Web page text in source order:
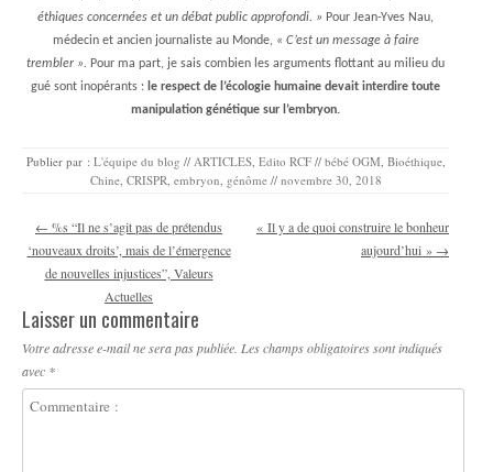
éthiques concernées et un débat public approfondi. » Pour Jean-Yves Nau,
médecin et ancien journaliste au Monde, « C’est un message à faire
trembler ». Pour ma part, je sais combien les arguments flottant au milieu du
gué sont inopérants : le respect de l’écologie humaine devait interdire toute
manipulation génétique sur l’embryon.
Publier par : L'équipe du blog // ARTICLES, Edito RCF // bébé OGM Bioéthique,
Chine, CRISPR embryon génôme // novembre 30, 2018
Navigation des articles
← %s “Il ne s’agit pas de prétendus
‘nouveaux droits’, mais de l’émergence
de nouvelles injustices”, Valeurs
Actuelles
« Il y a de quoi construire le bonheur
aujourd’hui » →
Laisser un commentaire
Votre adresse e-mail ne sera pas publiée. Les champs obligatoires sont indiqués
avec *